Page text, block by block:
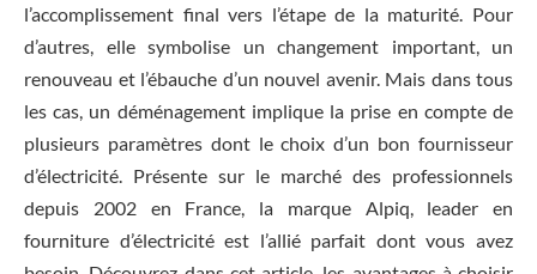
l’accomplissement final vers l’étape de la maturité. Pour
d’autres, elle symbolise un changement important, un
renouveau et l’ébauche d’un nouvel avenir. Mais dans tous
les cas, un déménagement implique la prise en compte de
plusieurs paramètres dont le choix d’un bon fournisseur
d’électricité. Présente sur le marché des professionnels
depuis 2002 en France, la marque Alpiq, leader en
fourniture d’électricité est l’allié parfait dont vous avez